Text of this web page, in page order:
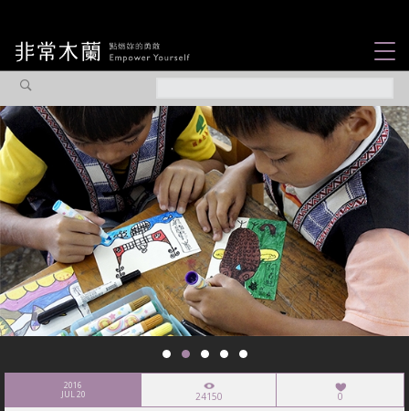
觀點專欄
焦點企劃
社會企業
認識我們
2016
JUL 20 24150 0